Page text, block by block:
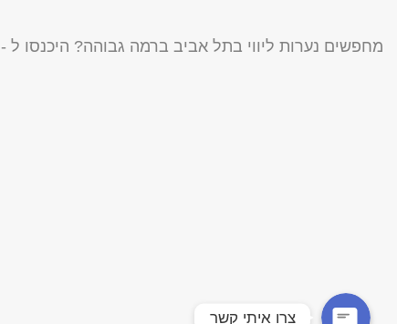
מחפשים נערות ליווי בתל אביב ברמה גבוהה? היכנסו ל -
צרו איתי קשר